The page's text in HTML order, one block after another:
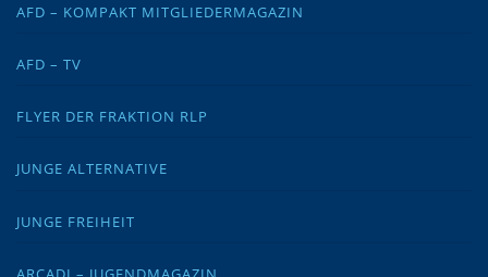
AFD – KOMPAKT MITGLIEDERMAGAZIN
AFD – TV
FLYER DER FRAKTION RLP
JUNGE ALTERNATIVE
JUNGE FREIHEIT